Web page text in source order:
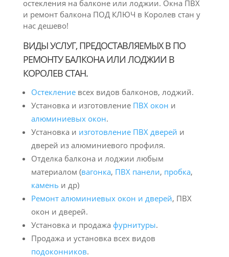
остекления на балконе или лоджии. Окна ПВХ
и ремонт балкона ПОД КЛЮЧ в Королев стан у
нас дешево!
ВИДЫ УСЛУГ, ПРЕДОСТАВЛЯЕМЫХ В ПО
РЕМОНТУ БАЛКОНА ИЛИ ЛОДЖИИ В
КОРОЛЕВ СТАН.
Остеклениевсех видов балконов, лоджий.
Установка и изготовление ПВХ окон и
алюминиевых окон.
Установка и изготовление ПВХ дверей и
дверей из алюминиевого профиля.
Отделка балкона и лоджии любым
материалом (вагонка, ПВХ панели, пробка,
камень и др)
Ремонт алюминиевых окон и дверей, ПВХ
окон и дверей.
Установка и продажа фурнитуры.
Продажа и установка всех видов
подоконников.